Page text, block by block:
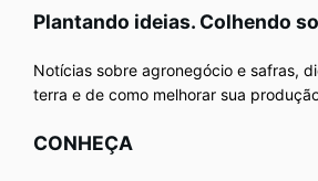
Plantando ideias. Colhendo
Notícias sobre agronegócio e safras,
terra e de como melhorar sua
CONHEÇA